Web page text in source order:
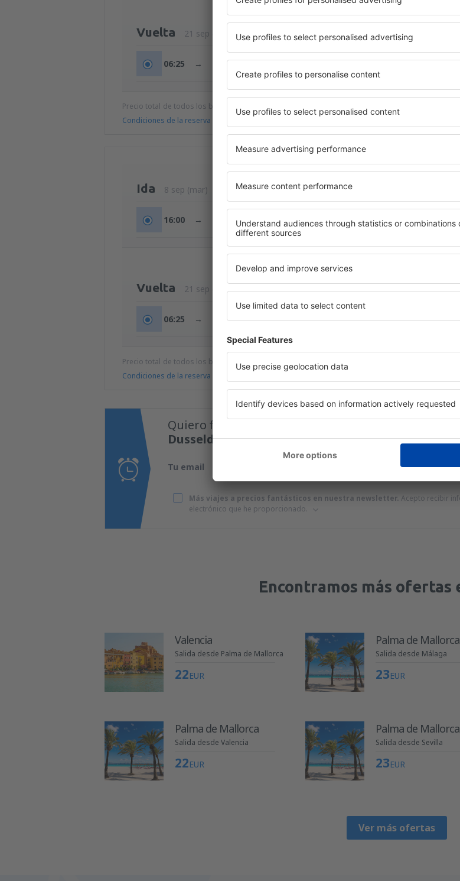
Vuelta 21 sep (lun) NRN
06:25 → 08:45 Duración total del viaje: 2h 20min
Precio total de todos los billetes (tasa de servicio no incluida EUR
por pasajero)
Condiciones de la reserva
Ida 8 sep (mar)
16:00 → Duración total del viaje: 2h 30min
Vuelta 21 sep (lun) NRN PMI
06:25 → 08:45 Duración total del viaje: 2h 20min
Precio total de todos los billetes (tasa de servicio no incluida 37 EUR
Condiciones de la reserva
Quiero fijar una alerta de precio para los vuelos
Dusseldorf-Weeze!
Tu email Precio máximo
Más viajes a precios fantásticos en nuestra newsletter. Acepto recibir
electrónico que he proporcionado.
Encontramos más ofertas
Valencia
Salida desde Palma de Mallorca
22EUR
Palma de Mallorca
Salida desde Valencia
22EUR
Palma de Mallorca
Salida desde Málaga
23EUR
Palma de Mallorca
Salida desde Sevilla
23EUR
Ver más ofertas